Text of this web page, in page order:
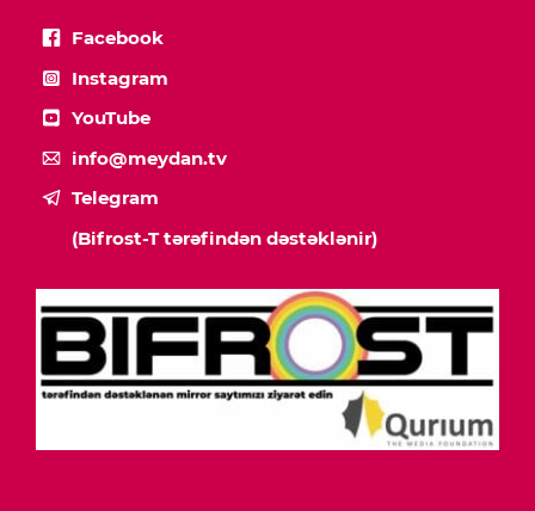
Facebook
Instagram
YouTube
info@meydan.tv
Telegram
(Bifrost-T tərəfindən dəstəklənir)